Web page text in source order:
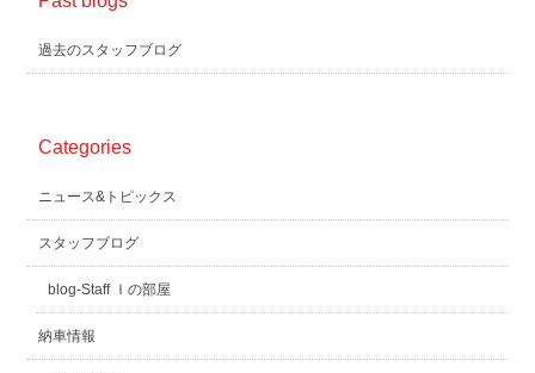
過去のスタッフブログ
Categories
ニュース&トピックス
スタッフブログ
blog-Staff Ｉの部屋
納車情報